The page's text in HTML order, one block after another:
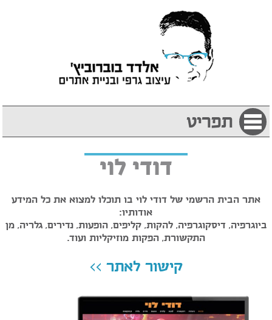
תפריט
דודי לוי
אתר הבית הרשמי של דודי לוי בו תוכלו למצוא את כל המידע
אודותיו:
ביוגרפיה, דיסקוגרפיה, להקות, קליפים, הופעות, נדירים, גלריה, מן
התקשורת, הפקות מוזיקליות ועוד.
קישור לאתר >>